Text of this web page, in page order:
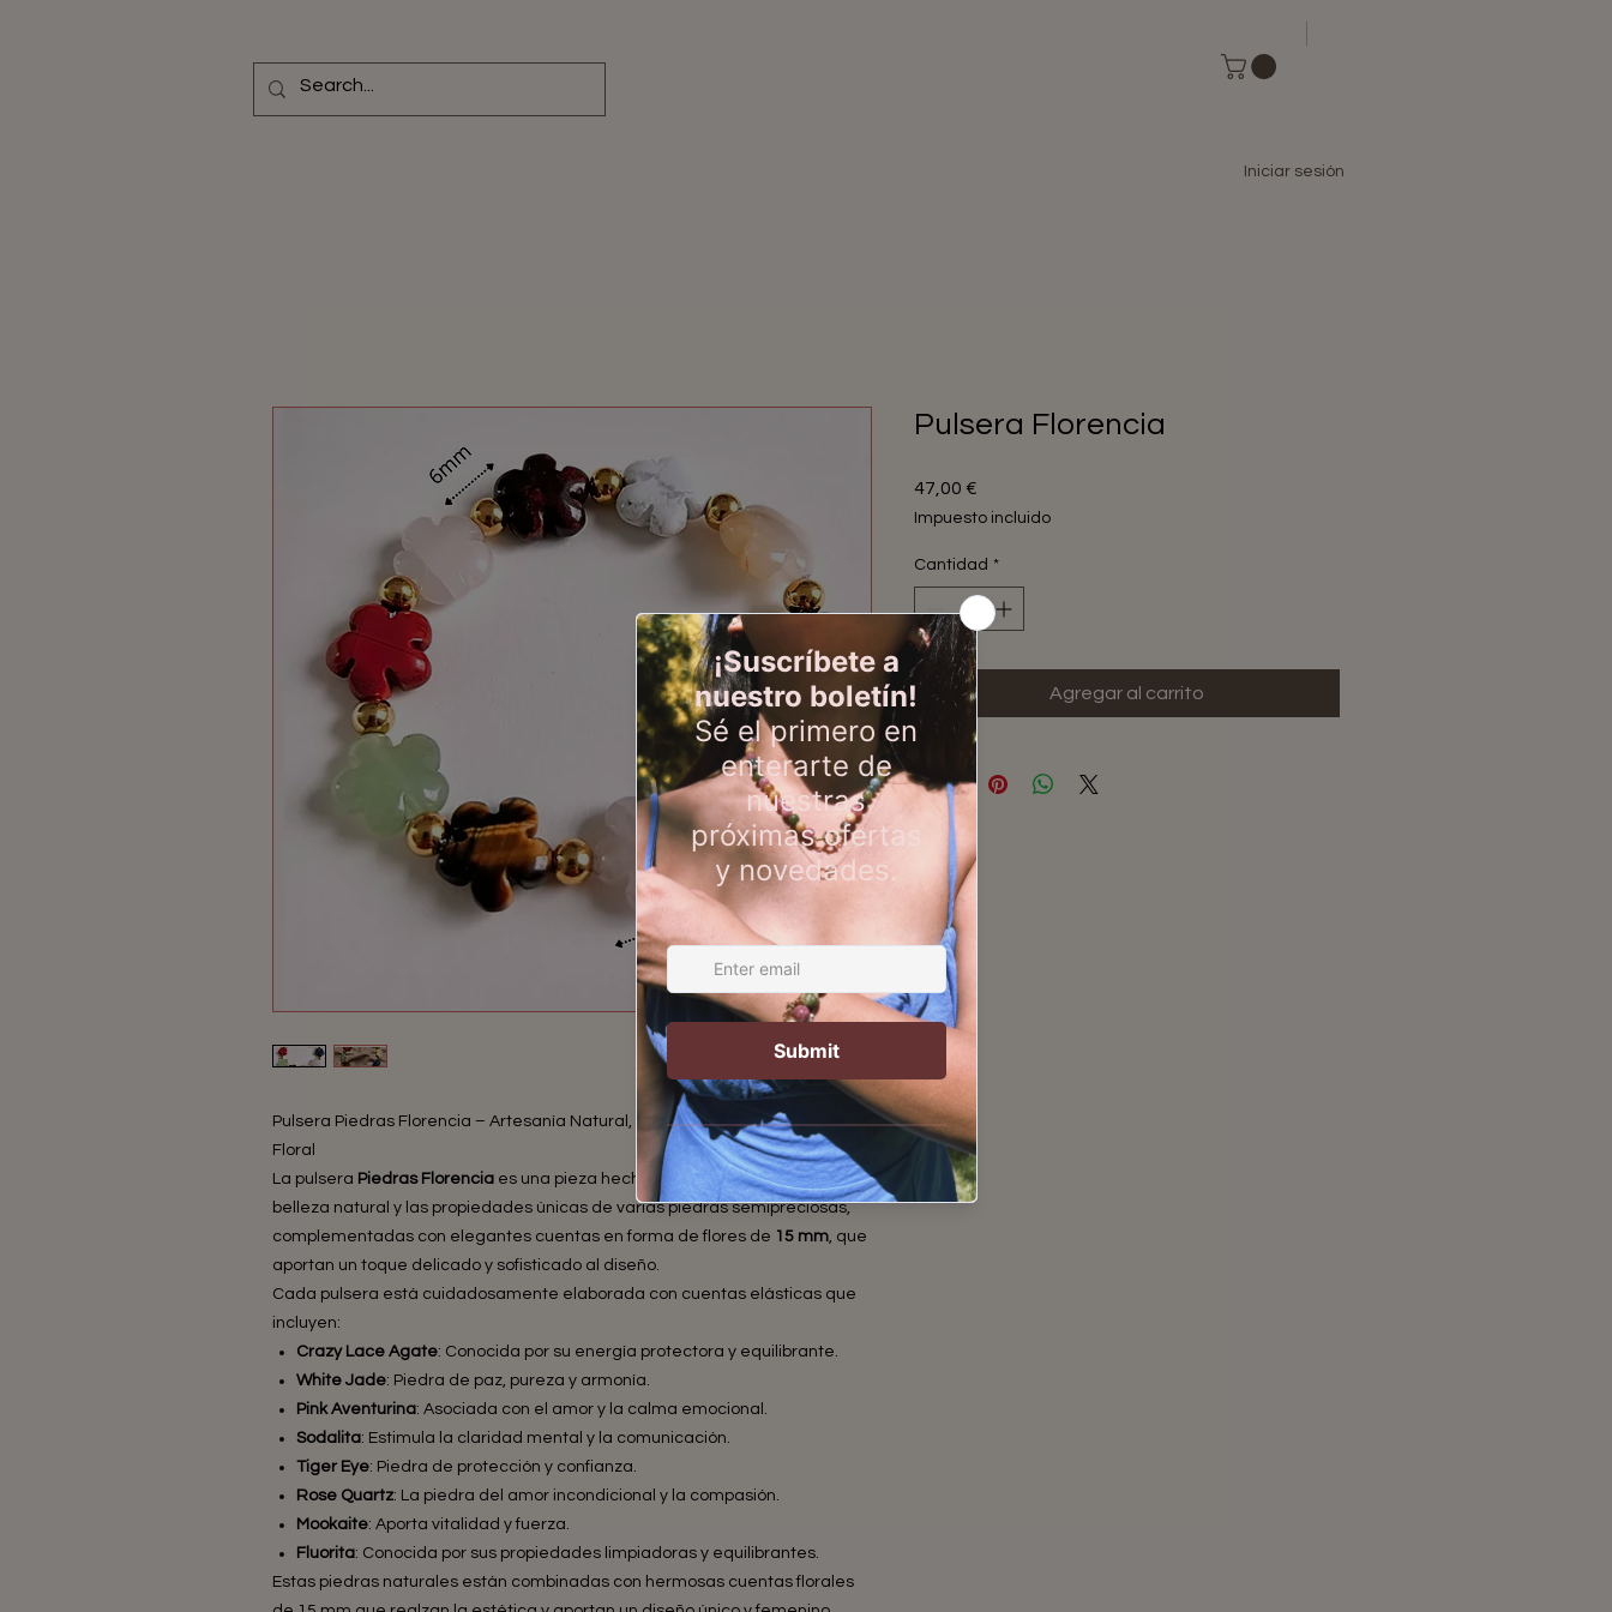
Iniciar sesión
Pulsera Piedras Florencia – Artesanía Natural, Equilibrio Energético y Diseño
Floral
La pulsera Piedras Florencia es una pieza hecha a mano que combina la
belleza natural y las propiedades únicas de varias piedras semipreciosas,
complementadas con elegantes cuentas en forma de flores de 15 mm , que
aportan un toque delicado y sofisticado al diseño.
Cada pulsera está cuidadosamente elaborada con cuentas elásticas que
incluyen:
Crazy Lace Agate: Conocida por su energía protectora y equilibrante.
White Jade: Piedra de paz, pureza y armonía.
Pink Aventurina: Asociada con el amor y la calma emocional.
Sodalita: Estimula la claridad mental y la comunicación.
Tiger Eye: Piedra de protección y confianza.
Rose Quartz: La piedra del amor incondicional y la compasión.
Mookaite: Aporta vitalidad y fuerza.
Fluorita: Conocida por sus propiedades limpiadoras y equilibrantes.
Estas piedras naturales están combinadas con hermosas cuentas florales
Pulsera Florencia
47,00 €
Impuesto incluido
Cantidad *
Agregar al carrito